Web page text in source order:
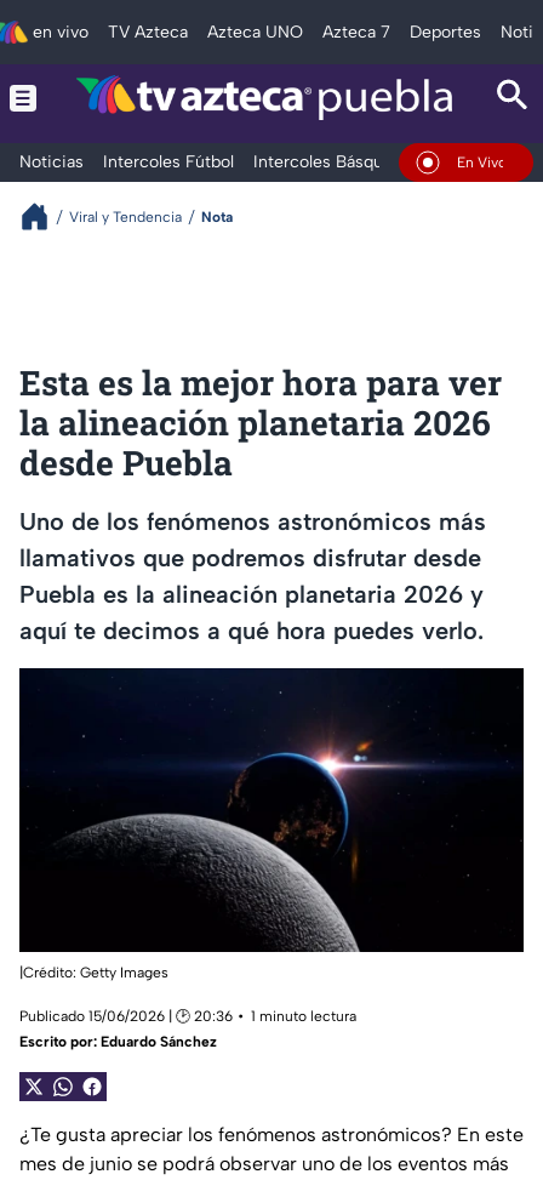
en vivo TV Azteca Azteca UNO Azteca 7 Deportes
Noticias Intercoles Fútbol Intercoles Básquetbol Deportes
En Vivo
Viral y Tendencia Nota
Esta es la mejor hora para ver
la alineación planetaria 2026
desde Puebla
Uno de los fenómenos astronómicos más
llamativos que podremos disfrutar desde
Puebla es la alineación planetaria 2026 y
aquí te decimos a qué hora puedes verlo.
|Crédito: Getty Images
Publicado 15/06/2026 | 🕑 20:36
1 minuto lectura
Escrito por: Eduardo Sánchez
¿Te gusta apreciar los fenómenos astronómicos? En este
mes de junio se podrá observar uno de los eventos más